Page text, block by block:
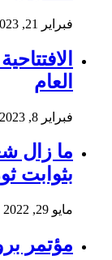
فبراير 21, 2023
العام
فبراير 8, 2023
ما زال
بثوابت
مايو 29, 2022
مؤتمر